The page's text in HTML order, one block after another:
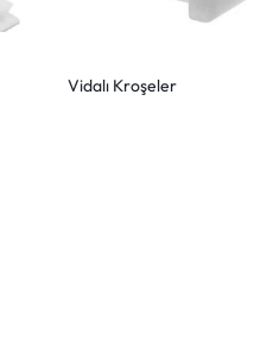
Vidalı Kroşeler